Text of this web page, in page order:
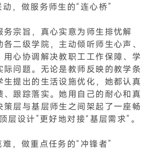
动，做服务师生的“连心桥”
务宗旨，真心实意为师生排忧解
二级学院，主动倾听师生心声、
用心协调解决教职工工作保障、学
际问题。无论是教师反映的教学条
生提出的生活设施优化，她都认真
、跟踪落实。她用自己的耐心和真
策层与基层师生之间架起了一座畅
层设计”更好地对接“基层需求”。
难，做重点任务的“冲锋者”